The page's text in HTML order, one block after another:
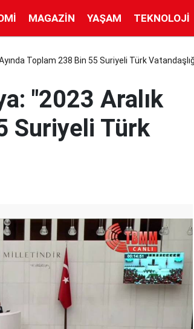
MAGAZIN YAŞAM TEKNOLOJI
Toplam 238 Bin 55 Suriyeli Türk
"2023 Aralık
Suriyeli Türk